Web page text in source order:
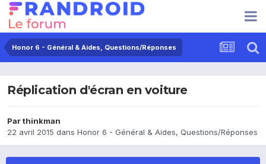
Honor 6 - Général & Aides, Questions/Réponses
Réplication d'écran en voiture
Parthinkman
22 avril 2015 dans Honor 6 - Général & Aides, Questions/Réponses